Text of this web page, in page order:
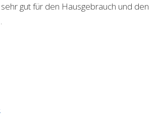
gut für den Hausgebrauch und den